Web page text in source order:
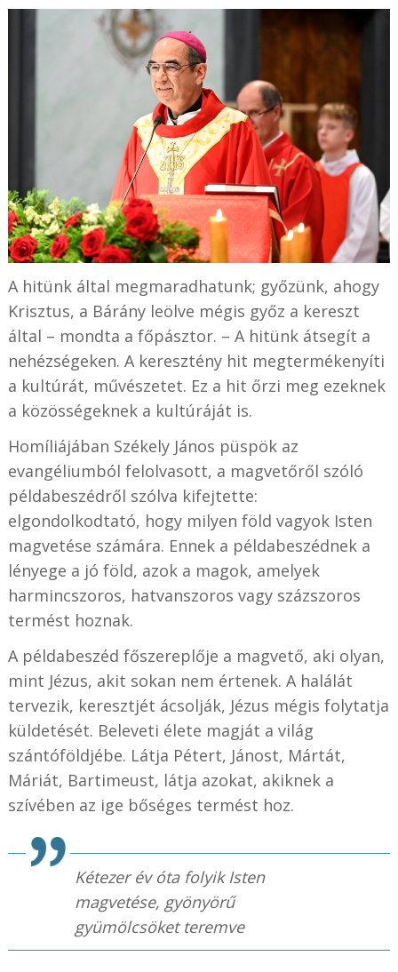
A hitünk által megmaradhatunk; győzünk, ahogy
Krisztus, a Bárány leölve mégis győz a kereszt
által – mondta a főpásztor. – A hitünk átsegít a
nehézségeken. A keresztény hit megtermékenyíti
a kultúrát, művészetet. Ez a hit őrzi meg ezeknek
a közösségeknek a kultúráját is.
Homíliájában Székely János püspök az
evangéliumból felolvasott, a magvetőről szóló
példabeszédről szólva kifejtette:
elgondolkodtató, hogy milyen föld vagyok Isten
magvetése számára. Ennek a példabeszédnek a
lényege a jó föld, azok a magok, amelyek
harmincszoros, hatvanszoros vagy százszoros
termést hoznak.
A példabeszéd főszereplője a magvető, aki olyan,
mint Jézus, akit sokan nem értenek. A halálát
tervezik, keresztjét ácsolják, Jézus mégis folytatja
küldetését. Beleveti élete magját a világ
szántóföldjébe. Látja Pétert, Jánost, Mártát,
Máriát, Bartimeust, látja azokat, akiknek a
szívében az ige bőséges termést hoz.
Kétezer év óta folyik Isten
magvetése, gyönyörű
gyümölcsöket teremve